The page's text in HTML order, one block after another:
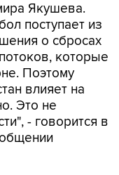
Якушева.
поступает из
о сбросах
которые
Поэтому
влияет на
Это не
- говорится в